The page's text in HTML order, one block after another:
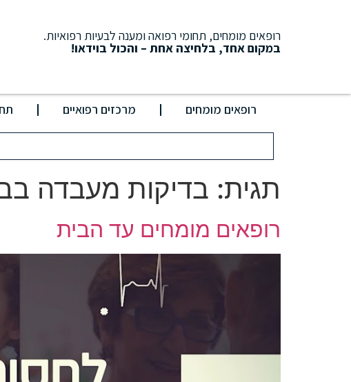
רופאים מומחים, תחומי רפואה ומענה לבעיות רפואיות.
במקום אחד, בלחיצה אחת – והכול בוידאו!
רופאים מומחים מרכזים רפואיים
תגית: בדיקות מעבדה
רופאים מומחים עד הבית